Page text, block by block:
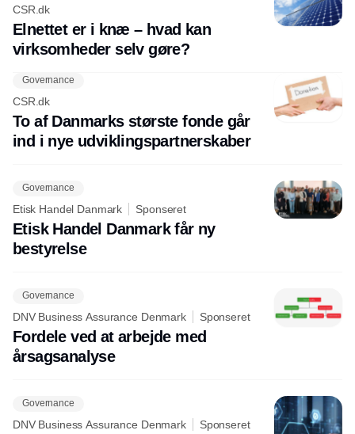
CSR.dk
Elnettet er i knæ – hvad kan
virksomheder selv gøre?
Governance
CSR.dk
To af Danmarks største fonde går
ind i nye udviklingspartnerskaber
Governance
Etisk Handel Danmark Sponseret
Etisk Handel Danmark får ny
bestyrelse
Governance
DNV Business Assurance Denmark Sponseret
Fordele ved at arbejde med
årsagsanalyse
Governance
DNV Business Assurance Denmark Sponseret